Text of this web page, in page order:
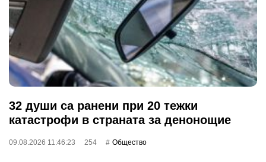
32 души са ранени при 20 тежки
катастрофи в страната за денонощие
09.08.2026 11:46:23 254 Общество